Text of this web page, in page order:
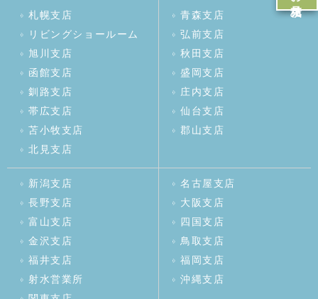
札幌支店
リビングショールーム
旭川支店
函館支店
釧路支店
帯広支店
苫小牧支店
北見支店
青森支店
弘前支店
秋田支店
盛岡支店
庄内支店
仙台支店
郡山支店
新潟支店
長野支店
富山支店
金沢支店
福井支店
射水営業所
名古屋支店
大阪支店
四国支店
鳥取支店
福岡支店
沖縄支店